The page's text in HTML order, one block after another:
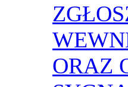
ORAZ